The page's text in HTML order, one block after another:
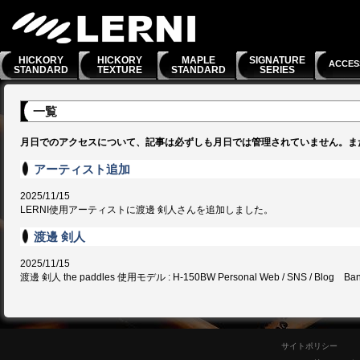
HICKORY
STANDARD
HICKORY
TEXTURE
MAPLE
STANDARD
SIGNATURE
SERIES
一覧
月日でのアクセスについて、記事は必ずしも月日では管理されていません。
アーティスト追加
2025/11/15
LERNI使用アーティストに渡邊 剣人さんを追加しました。
渡邊 剣人
2025/11/15
渡邊 剣人 the paddles 使用モデル : H-150BW Personal Web / SNS / Blog
サイトポリシー